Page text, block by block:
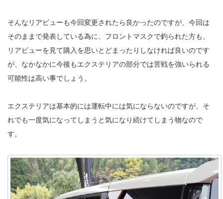
そんなリアビューも今回変更されたら良かったのですが、今回は
そのままで発表している為に、フロントマスクで釣られた方も、
リアビューを見て購入を思いとどまったりしなければ良いのです
が、なかなかに今後もエクステリアの部分では苦戦を強いられる
可能性は高い事でしょう。
エクステリアは基本的には運転中には気にならないのですが、そ
れでも一度気になってしまうと気になり続けてしまう物なので
す。